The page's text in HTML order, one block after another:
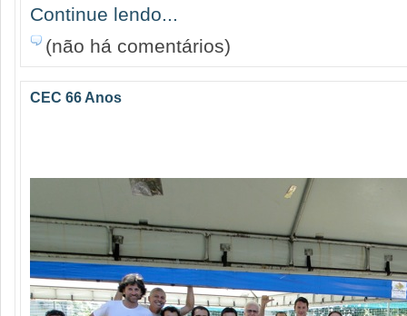
Continue lendo...
(não há comentários)
CEC 66 Anos